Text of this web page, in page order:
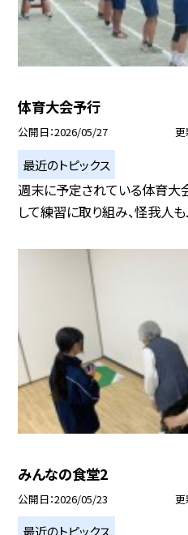
体育大会予行
公開日 2026/05/27 更
最近のトピックス
週末に予定されている体育大
して練習に取り組み、怪我人も
みんなの食堂2
公開日 2026/05/23 更
最近のトピックス